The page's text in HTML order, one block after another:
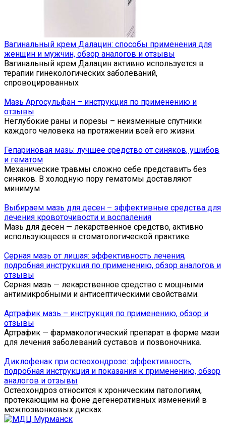
Вагинальный крем Далацин: способы применения для
женщин и мужчин, обзор аналогов и отзывы
Вагинальный крем Далацин активно используется в
терапии гинекологических заболеваний,
спровоцированных
Мазь Аргосульфан – инструкция по применению и
отзывы
Неглубокие раны и порезы – неизменные спутники
каждого человека на протяжении всей его жизни.
Гепариновая мазь: лучшее средство от синяков, ушибов
и гематом
Механические травмы сложно себе представить без
синяков. В холодную пору гематомы доставляют
минимум
Выбираем мазь для десен – эффективные средства для
лечения кровоточивости и воспаления
Мазь для десен — лекарственное средство, активно
использующееся в стоматологической практике.
Серная мазь от лишая: эффективность лечения,
подробная инструкция по применению, обзор аналогов и
отзывы
Серная мазь — лекарственное средство с мощными
антимикробными и антисептическими свойствами.
Артрафик мазь – инструкция по применению, обзор и
отзывы
Артрафик — фармакологический препарат в форме мази
для лечения заболеваний суставов и позвоночника.
Диклофенак при остеохондрозе: эффективность,
подробная инструкция и показания к применению, обзор
аналогов и отзывы
Остеохондроз относится к хроническим патологиям,
протекающим на фоне дегенеративных изменений в
межпозвонковых дисках.